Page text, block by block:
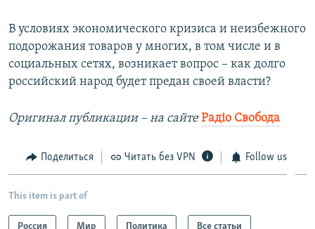
В условиях экономического кризиса и неизбежного
подорожания товаров у многих, в том числе и в
социальных сетях, возникает вопрос – как долго
российский народ будет предан своей власти?
Оригинал публикации – на сайте Радіо Свобода
Поделиться Читать без VPN Follow us
This item is part of
Россия Мир Политика Все статьи